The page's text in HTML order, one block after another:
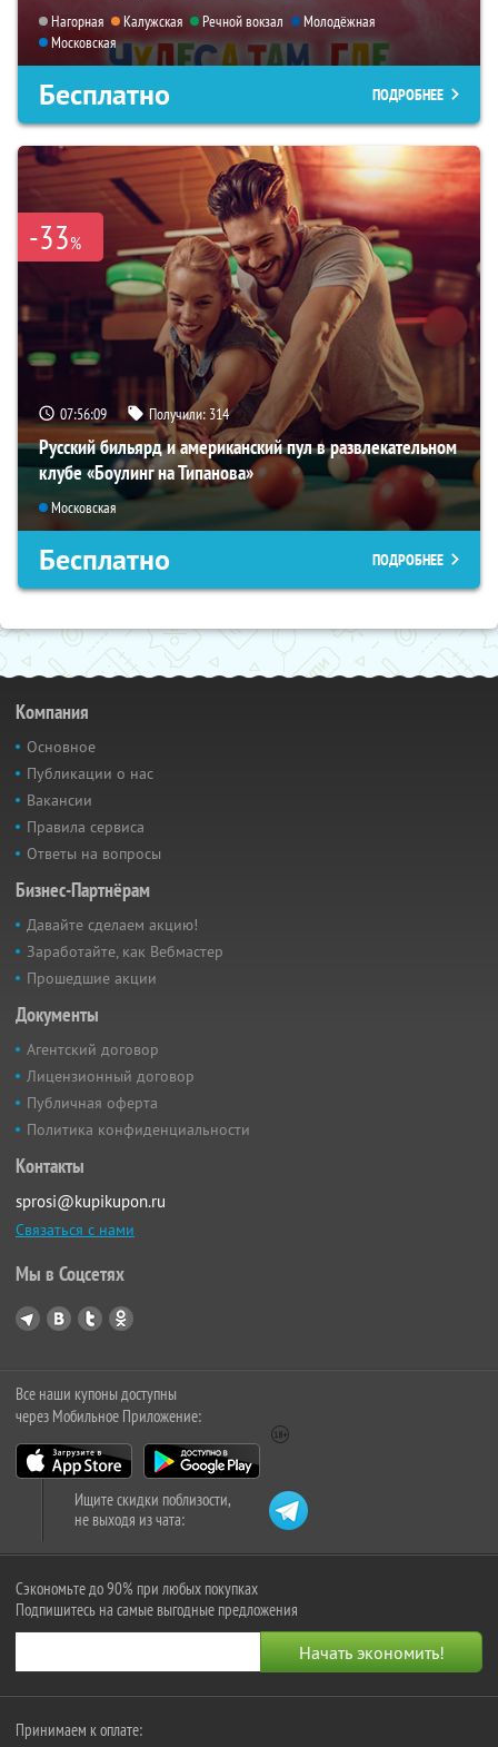
Нагорная Калужская Речной вокзал
Молодёжная
Московская
Бесплатно ПОДРОБНЕЕ
-33%
07:56:08 Получили: 314
Русский бильярд и американский пул в развлекательном
клубе «Боулинг на Типанова»
Московская
Бесплатно ПОДРОБНЕЕ
Компания
Основное
Публикации о нас
Вакансии
Правила сервиса
Ответы на вопросы
Бизнес-Партнёрам
Давайте сделаем акцию!
Заработайте, как Вебмастер
Прошедшие акции
Документы
Агентский договор
Лицензионный договор
Публичная оферта
Политика конфиденциальности
Контакты
sprosi@kupikupon.ru
Связаться с нами
Мы в Соцсетях
Все наши купоны доступны
через Мобильное Приложение:
Ищите скидки поблизости,
не выходя из чата:
Сэкономьте до 90% при любых покупках
Подпишитесь на самые выгодные предложения
Принимаем к оплате: